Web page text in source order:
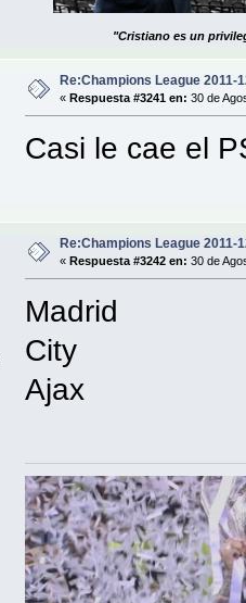
"Cristiano es un
Re:Champions League 2011-
«Respuesta #3241 en: 30 de
Casi le cae el
Re:Champions League 2011-
« Respuesta #3242 en: 30 de
Madrid
City
Ajax